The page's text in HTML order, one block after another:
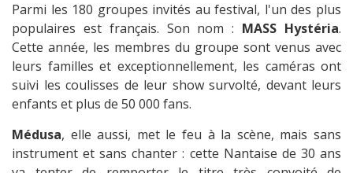
Parmi les 180 groupes invités au festival, l'un des plus
populaires est français. Son nom : MASS Hystéria.
Cette année, les membres du groupe sont venus avec
leurs familles et exceptionnellement, les caméras ont
suivi les coulisses de leur show survolté, devant leurs
enfants et plus de 50 000 fans.
Médusa, elle aussi, met le feu à la scène, mais sans
instrument et sans chanter : cette Nantaise de 30 ans